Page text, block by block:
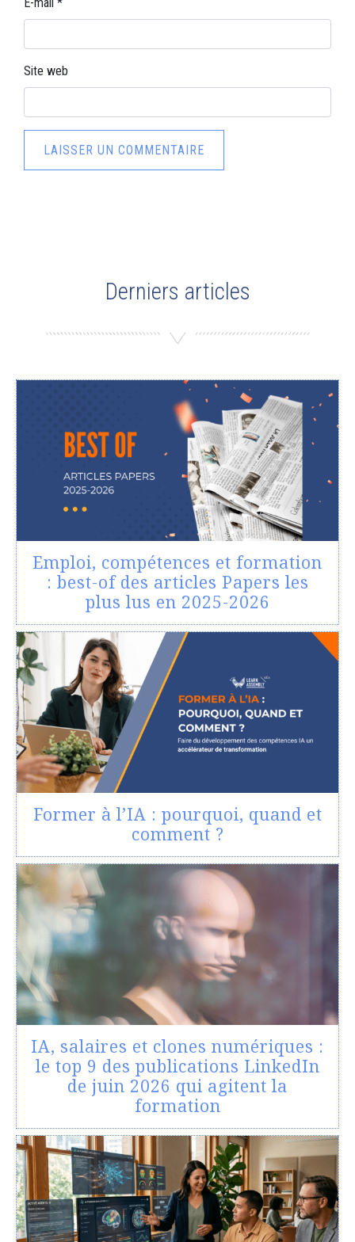
E-mail *
Site web
Derniers articles
Emploi, compétences et formation
: best-of des articles Papers les
plus lus en 2025-2026
Former à l’IA : pourquoi, quand et
comment ?
IA, salaires et clones numériques :
le top 9 des publications LinkedIn
de juin 2026 qui agitent la
formation